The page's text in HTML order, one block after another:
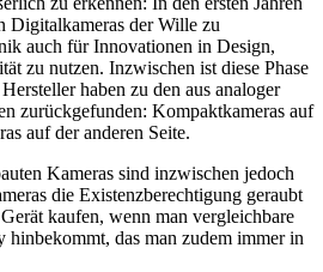
Digitalkameras der Wille zu
auch für Innovationen in Design,
zu nutzen. Inzwischen ist diese Phase
haben zu den aus analoger
zurückgefunden: Kompaktkameras auf
auf der anderen Seite.
Kameras sind inzwischen jedoch
die Existenzberechtigung geraubt
kaufen, wenn man vergleichbare
das man zudem immer in